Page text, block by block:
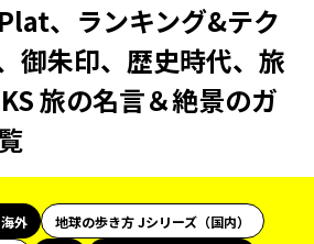
、ランキング&テク
御朱印、歴史時代、旅
旅の名言＆絶景のガ
外
地球の歩き方 Jシリーズ（国内）